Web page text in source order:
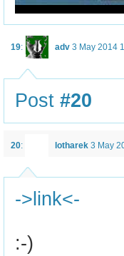
19: adv 3 May 2014
Post #20
20: lotharek 3 May
->link<-
:-)